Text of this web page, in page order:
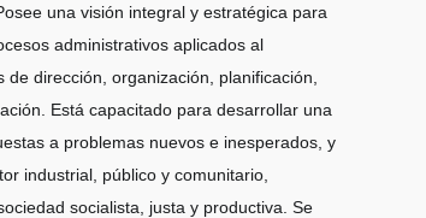
una visión integral y estratégica para
administrativos aplicados al
dirección, organización, planificación,
Está capacitado para desarrollar una
a problemas nuevos e inesperados, y
industrial, público y comunitario,
socialista, justa y productiva. Se